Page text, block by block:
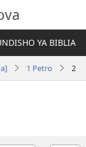
YA BIBLIA
1 Petro 2